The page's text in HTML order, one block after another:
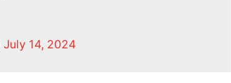
July 14, 2024